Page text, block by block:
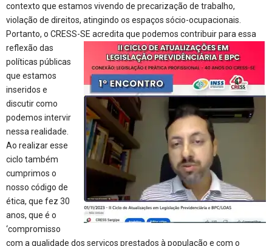
contexto que estamos vivendo de precarização de trabalho,
violação de direitos, atingindo os espaços sócio-ocupacionais.
Portanto, o CRESS-SE acredita que podemos contribuir para essa
reflexão das
políticas públicas
que estamos
inseridos e
discutir como
podemos intervir
nessa realidade.
Ao realizar esse
ciclo também
cumprimos o
nosso código de
ética, que fez 30
anos, que é o
‘compromisso
com a qualidade dos serviços prestados à população e com o